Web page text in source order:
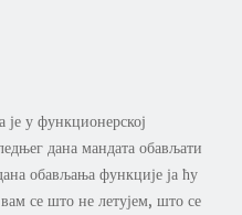
је у функционерској
дана мандата обављати
обављања функције ја ћу
се што не летујем, што се